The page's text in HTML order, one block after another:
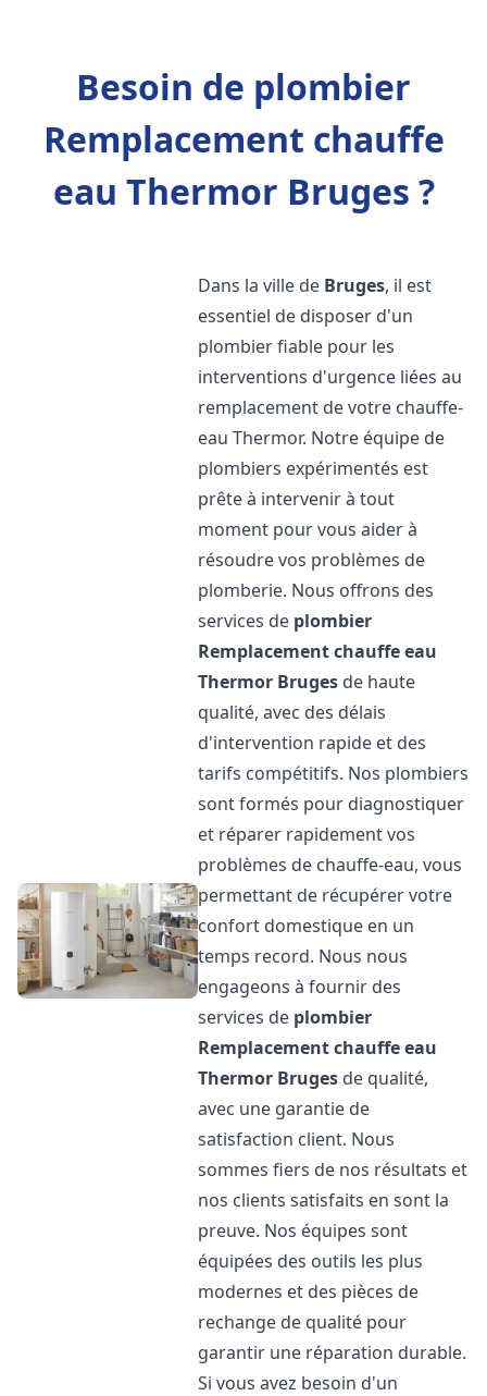
Besoin de plombier
Remplacement chauffe
eau Thermor Bruges ?
Dans la ville de Bruges, il est
essentiel de disposer d'un
plombier fiable pour les
interventions d'urgence liées au
remplacement de votre chauffe-
eau Thermor. Notre équipe de
plombiers expérimentés est
prête à intervenir à tout
moment pour vous aider à
résoudre vos problèmes de
plomberie. Nous offrons des
services de plombier
Remplacement chauffe eau
Thermor Bruges de haute
qualité, avec des délais
d'intervention rapide et des
tarifs compétitifs. Nos plombiers
sont formés pour diagnostiquer
et réparer rapidement vos
problèmes de chauffe-eau, vous
permettant de récupérer votre
confort domestique en un
temps record. Nous nous
engageons à fournir des
services de plombier
Remplacement chauffe eau
Thermor Bruges de qualité,
avec une garantie de
satisfaction client. Nous
sommes fiers de nos résultats et
nos clients satisfaits en sont la
preuve. Nos équipes sont
équipées des outils les plus
modernes et des pièces de
rechange de qualité pour
garantir une réparation durable.
Si vous avez besoin d'un